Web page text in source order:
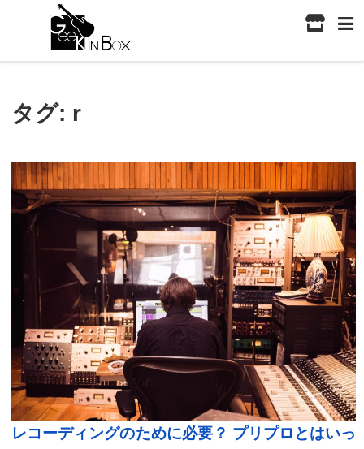
タグ: r
レコーディングのために必要？ プリプロとはいっ